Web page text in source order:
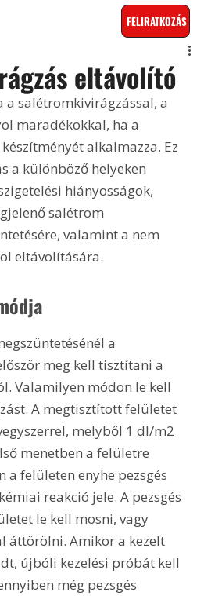
FELIRATKOZÁS
eltávolító
a salétromkivirágzással, a
maradékokkal, ha a
alkalmazza. Ez
a különböző helyeken
hiányosságok,
salétrom
valamint a nem
eltávolítására.
a
meg kell tisztítani a
Valamilyen módon le kell
A megtisztított felületet
melyből 1 dl/m2
menetben a felületre
a felületen enyhe pezsgés
reakció jele. A pezsgés
le kell mosni, vagy
áttörölni. Amikor a kezelt
újbóli kezelési próbát kell
még pezsgés